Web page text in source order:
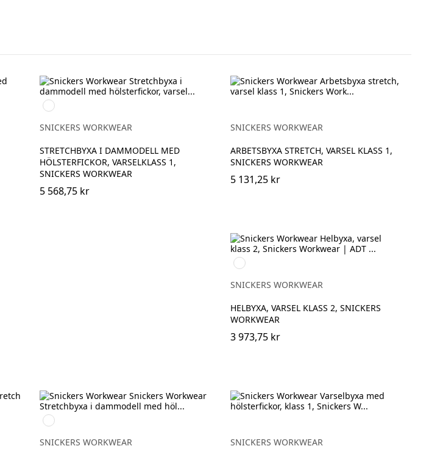
High
vis
yellow/Navy
SNICKERS WORKWEAR
STRETCHBYXA I DAMMODELL MED
HÖLSTERFICKOR, VARSELKLASS 1,
SNICKERS WORKWEAR
5 568,75 kr
SNICKERS WORKWEAR
ARBETSBYXA STRETCH, VARSEL KLASS 1,
SNICKERS WORKWEAR
5 131,25 kr
High
vis
yellow/Navy
SNICKERS WORKWEAR
HELBYXA, VARSEL KLASS 2, SNICKERS
WORKWEAR
3 973,75 kr
High
vis
yellow/Navy
SNICKERS WORKWEAR
SNICKERS WORKWEAR